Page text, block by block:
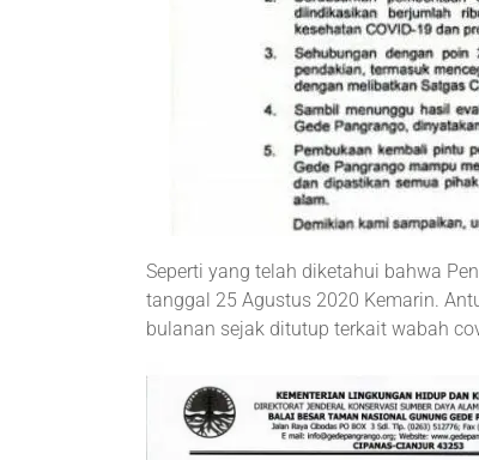
Seperti yang telah diketahui bahwa
tanggal 25 Agustus 2020 Kemarin.
bulanan sejak ditutup terkait wabah